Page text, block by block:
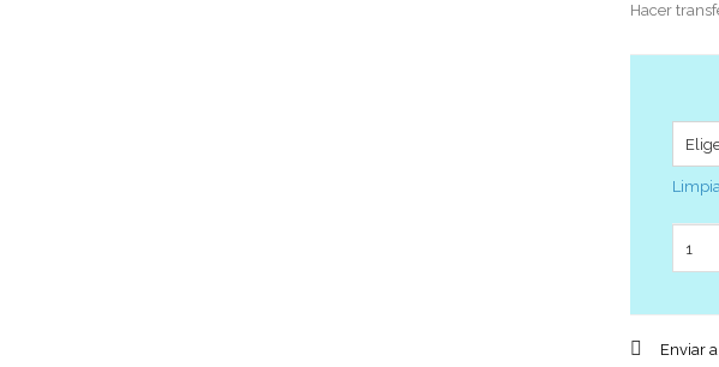
Hacer
Enviar